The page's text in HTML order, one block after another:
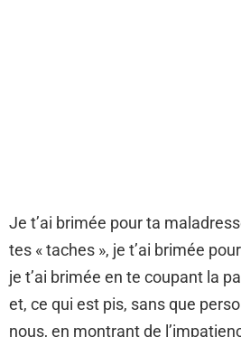
Je t’ai brimée pour ta
tes « taches », je t’ai brimée
je t’ai brimée en te coupant la
et, ce qui est pis, sans que
nous, en montrant de